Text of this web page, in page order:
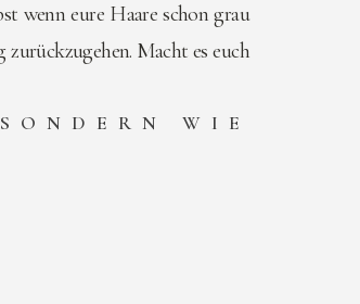
wenn eure Haare schon grau
Macht es euch
WIE